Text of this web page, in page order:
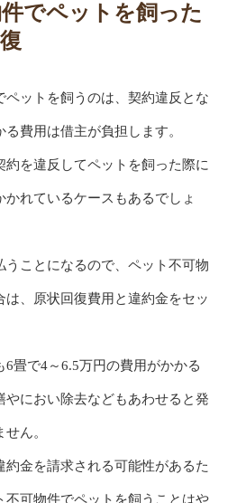
でペットを飼った
ペットを飼うのは、契約違反とな
費用は借主が負担します。
約を違反してペットを飼った際に
れているケースもあるでしょ
うことになるので、ペット不可物
、原状回復費用と違約金をセッ
畳で4～6.5万円の費用がかかる
やにおい除去などもあわせると発
ん。
金を請求される可能性があるた
不可物件でペットを飼うことはや